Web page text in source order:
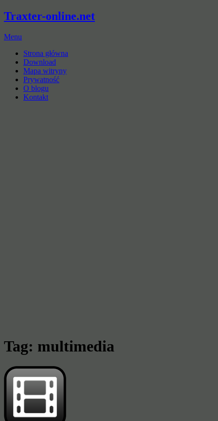
Traxter-online.net
Menu
Strona główna
Download
Mapa witryny
Prywatność
O blogu
Kontakt
Tag: multimedia